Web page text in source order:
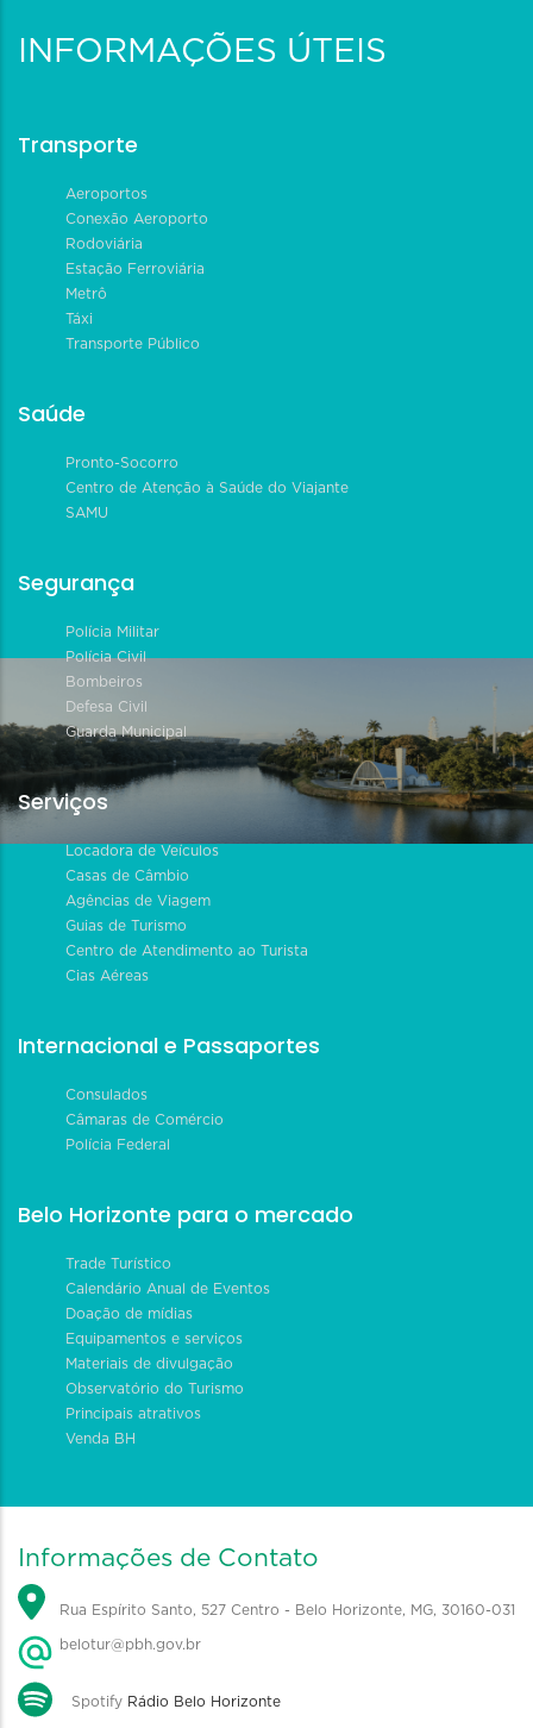
INFORMAÇÕES ÚTEIS
Transporte
Aeroportos
Conexão Aeroporto
Rodoviária
Estação Ferroviária
Metrô
Táxi
Transporte Público
Saúde
Pronto-Socorro
Centro de Atenção à Saúde do Viajante
SAMU
Segurança
Polícia Militar
Polícia Civil
Bombeiros
Defesa Civil
Guarda Municipal
Serviços
Locadora de Veículos
Casas de Câmbio
Agências de Viagem
Guias de Turismo
Centro de Atendimento ao Turista
Cias Aéreas
Internacional e Passaportes
Consulados
Câmaras de Comércio
Polícia Federal
Belo Horizonte para o mercado
Trade Turístico
Calendário Anual de Eventos
Doação de mídias
Equipamentos e serviços
Materiais de divulgação
Observatório do Turismo
Principais atrativos
Venda BH
Informações de Contato
Rua Espírito Santo, 527 Centro - Belo Horizonte, MG, 30160-031
belotur@pbh.gov.br
Spotify Rádio Belo Horizonte